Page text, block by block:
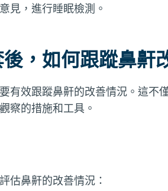
見，進行睡眠檢測。
，如何跟蹤鼻鼾
有效跟蹤鼻鼾的改善情況。這不
察的措施和工具。
估鼻鼾的改善情況：